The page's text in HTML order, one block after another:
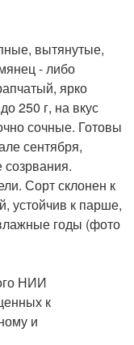
вытянутые,
- либо
ярко
250 г, на вкус
сочные. Готовы
сентября,
Сорт склонен к
устойчив к парше,
годы (фото
НИИ
к
и